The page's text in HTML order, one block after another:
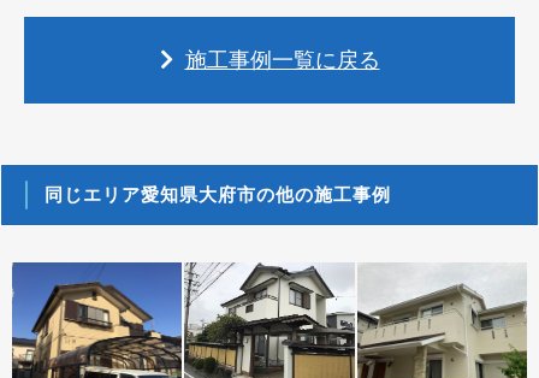
施工事例一覧に戻る
同じエリア愛知県大府市の他の施工事例